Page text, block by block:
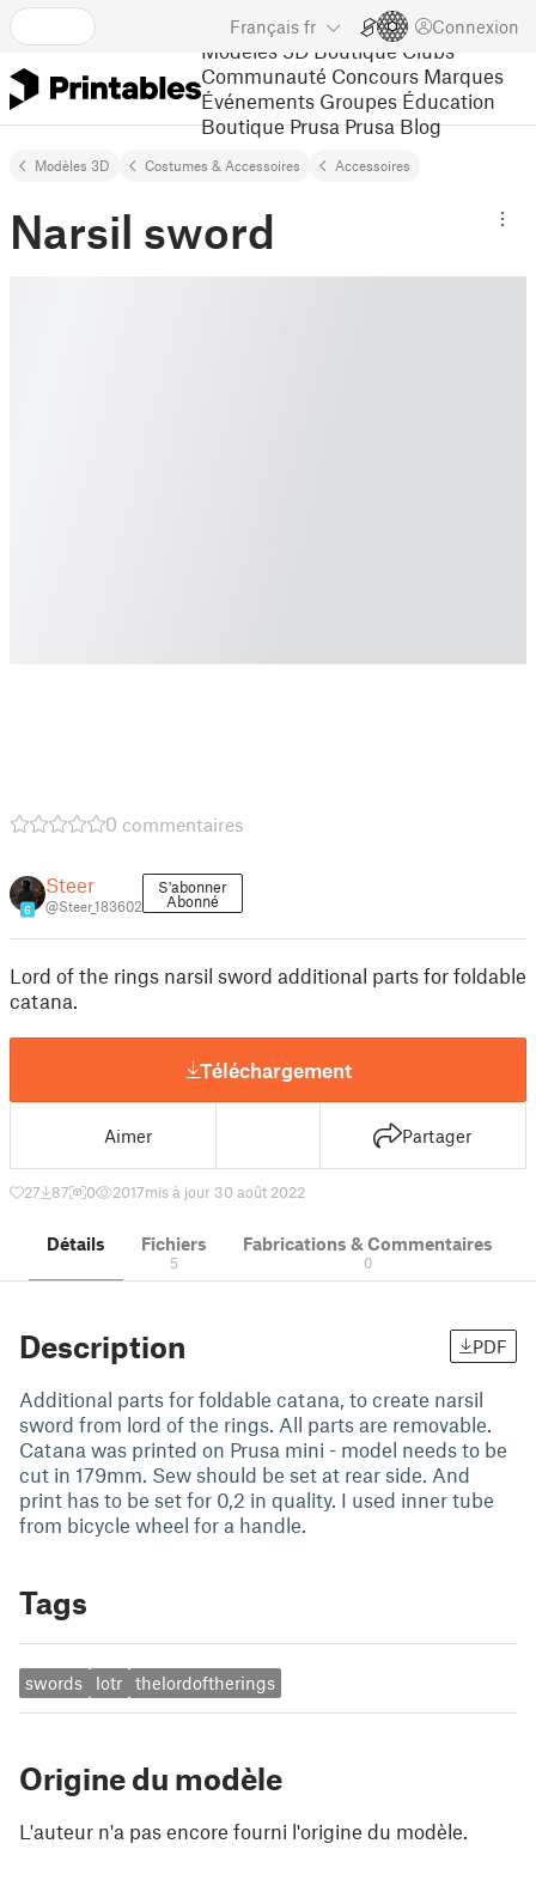
Français fr Connexion
Modèles 3D Boutique Clubs
Communauté Concours Marques
Événements Groupes Éducation
Boutique Prusa Prusa Blog
Modèles 3D Costumes & Accessoires Accessoires
Narsil sword
0 commentaires
6
Steer
@Steer_183602
S'abonner
Abonné
Lord of the rings narsil sword additional parts for foldable
catana.
Téléchargement
Aimer Partager
27 87 0 2017mis à jour 30 août 2022
Détails Fichiers
5
Fabrications & Commentaires
0
Description PDF
Additional parts for foldable catana, to create narsil
sword from lord of the rings. All parts are removable.
Catana was printed on Prusa mini - model needs to be
cut in 179mm. Sew should be set at rear side. And
print has to be set for 0,2 in quality. I used inner tube
from bicycle wheel for a handle.
Tags
swords lotr thelordoftherings
Origine du modèle
L'auteur n'a pas encore fourni l'origine du modèle.